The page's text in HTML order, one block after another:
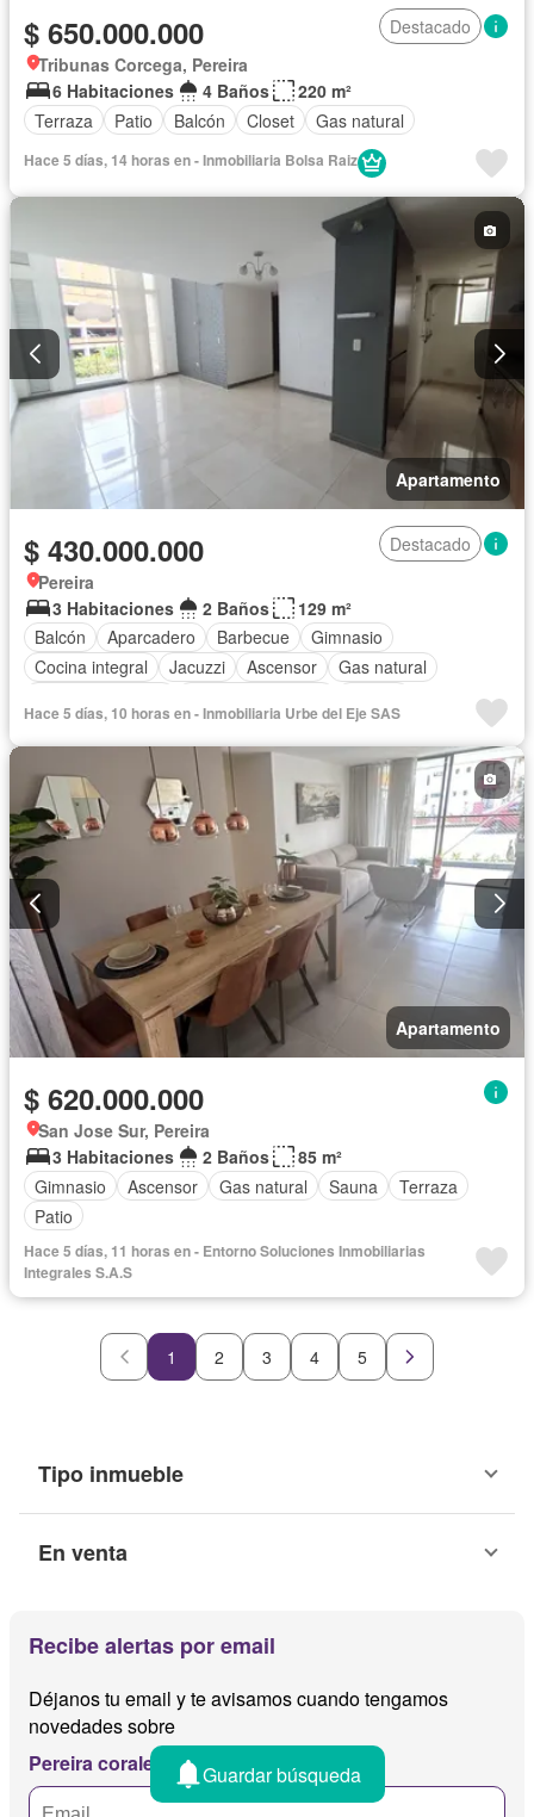
$ 650.000.000
Destacado
Tribunas Corcega, Pereira
6 Habitaciones
4 Baños
220 m²
Terraza
Patio Balcón Closet Gas natural
Hace 5 días, 14 horas en - Inmobiliaria Bolsa Raiz
Apartamento
$ 430.000.000
Destacado
Pereira
3 Habitaciones
2 Baños
129 m²
Balcón
Aparcadero Barbecue
Gimnasio
Cocina integral
Jacuzzi Ascensor
Gas natural
Hace 5 días, 10 horas en - Inmobiliaria Urbe del Eje SAS
Apartamento
$ 620.000.000
San Jose Sur, Pereira
3 Habitaciones
2 Baños
85 m²
Gimnasio
Ascensor Gas natural Sauna
Terraza
Patio
Hace 5 días, 11 horas en - Entorno Soluciones Inmobiliarias
Integrales S.A.S
1 2 3 4 5
Tipo inmueble
En venta
Recibe alertas por email
Déjanos tu email y te avisamos cuando tengamos
novedades sobre
Pereira corales
Guardar búsqueda